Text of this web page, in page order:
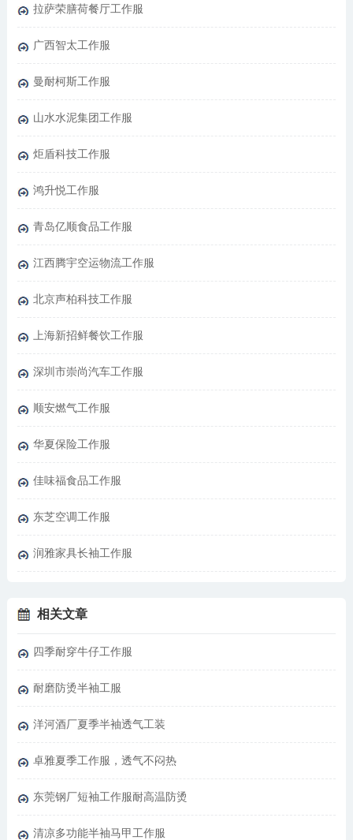
拉萨荣膳荷餐厅工作服
广西智太工作服
曼耐柯斯工作服
山水水泥集团工作服
炬盾科技工作服
鸿升悦工作服
青岛亿顺食品工作服
江西腾宇空运物流工作服
北京声柏科技工作服
上海新招鲜餐饮工作服
深圳市崇尚汽车工作服
顺安燃气工作服
华夏保险工作服
佳味福食品工作服
东芝空调工作服
润雅家具长袖工作服
相关文章
四季耐穿牛仔工作服
耐磨防烫半袖工服
洋河酒厂夏季半袖透气工装
卓雅夏季工作服，透气不闷热
东莞钢厂短袖工作服耐高温防烫
清凉多功能半袖马甲工作服